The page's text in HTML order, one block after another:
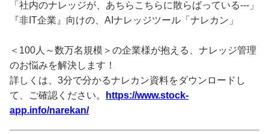
「社内のナレッジが、あちらこちらに散らばっている---」
『非IT企業』向けの、AIナレッジツール「ナレカン」
＜100人～数万名規模＞の企業様が抱える、ナレッジ管理
のお悩みを解決します！
詳しくは、3分で分かるナレカン資料をダウンロードし
て、ご確認ください。
https://www.stock-
app.info/narekan/